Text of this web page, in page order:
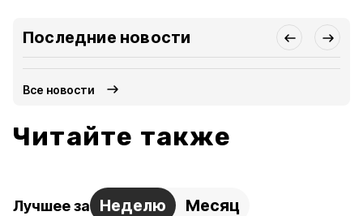
Последние новости
Все новости
Читайте также
Лучшее за Неделю Месяц